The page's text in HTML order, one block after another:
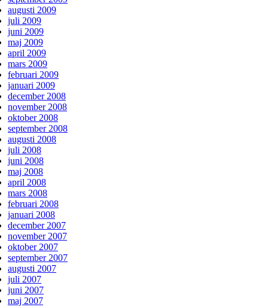
augusti 2009
juli 2009
juni 2009
maj 2009
april 2009
mars 2009
februari 2009
januari 2009
december 2008
november 2008
oktober 2008
september 2008
augusti 2008
juli 2008
juni 2008
maj 2008
april 2008
mars 2008
februari 2008
januari 2008
december 2007
november 2007
oktober 2007
september 2007
augusti 2007
juli 2007
juni 2007
maj 2007